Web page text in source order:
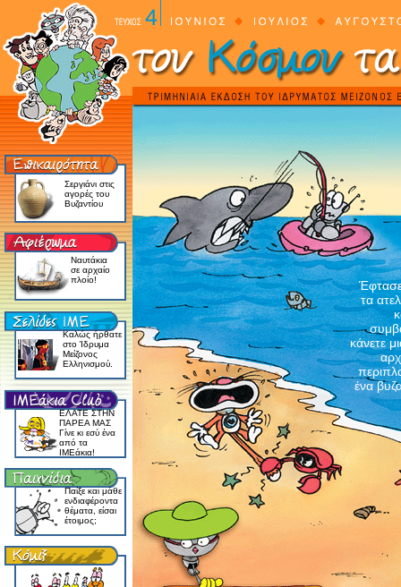
Έφτασε
τα
κάνετε
ένα
Σεργιάνι στις
αγορές του
Βυζαντίου
Ναυτάκια
σε αρχαίο
πλοίο!
Kαλώς ήρθατε
στο Ίδρυμα
Mείζονος
Eλληνισμού.
EΛATE ΣTHN
ΠAPEA MAΣ
Γίνε κι εσύ ένα
από τα
IMEάκια!
Παίξε και μάθε
ενδιαφέροντα
θέματα, είσαι
έτοιμος;